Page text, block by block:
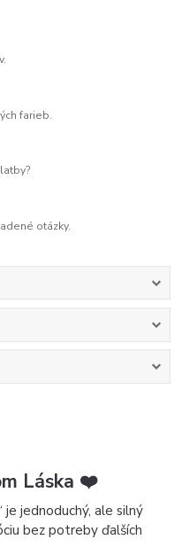
farieb.
otázky.
Láska ❤️
je jednoduchý, ale silný
bez potreby ďalších